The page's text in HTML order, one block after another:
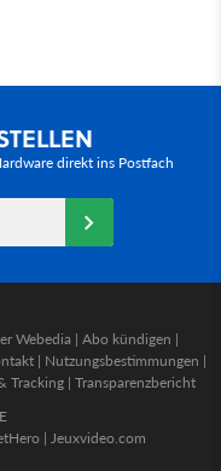
direkt ins Postfach
Webedia | Abo kündigen |
| Nutzungsbestimmungen |
Tracking | Transparenzbericht
| Jeuxvideo.com